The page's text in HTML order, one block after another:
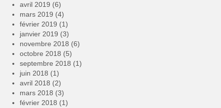
avril 2019 (6)
mars 2019 (4)
février 2019 (1)
janvier 2019 (3)
novembre 2018 (6)
octobre 2018 (5)
septembre 2018 (1)
juin 2018 (1)
avril 2018 (2)
mars 2018 (3)
février 2018 (1)